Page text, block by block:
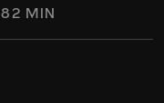
82 MIN